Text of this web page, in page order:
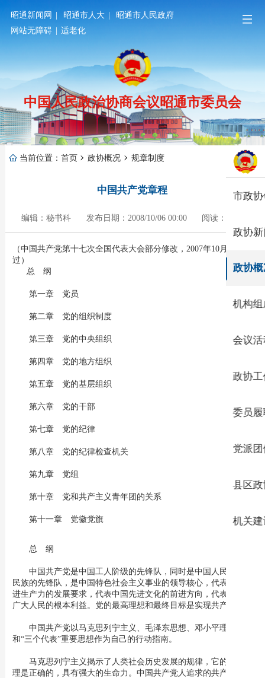
昭通新闻网 | 昭通市人大 |
昭通市人民政府
网站无障碍 | 适老化
中国人民政治协商会议昭通市委员会
市政
政协新
政协概
机构组
会议活
政协工
委员履
党派团
县区政
机关建
当前位置： 首页 政协概况 规章制度
中国共产党章程
编辑：秘书科 发布日期：2008/10/06 00:00 阅读：5148
（中国共产党第十七次全国代表大会部分修改，2007年10月21日通
过）
总 纲
第一章 党员
第二章 党的组织制度
第三章 党的中央组织
第四章 党的地方组织
第五章 党的基层组织
第六章 党的干部
第七章 党的纪律
第八章 党的纪律检查机关
第九章 党组
第十章 党和共产主义青年团的关系
第十一章 党徽党旗
总 纲
中国共产党是中国工人阶级的先锋队，同时是中国人民和中华
民族的先锋队，是中国特色社会主义事业的领导核心，代表中国先
进生产力的发展要求，代表中国先进文化的前进方向，代表中国最
广大人民的根本利益。党的最高理想和最终目标是实现共产主义。
中国共产党以马克思列宁主义、毛泽东思想、邓小平理论
和“三个代表”重要思想作为自己的行动指南。
马克思列宁主义揭示了人类社会历史发展的规律，它的基本原
理是正确的，具有强大的生命力。中国共产党人追求的共产主义最